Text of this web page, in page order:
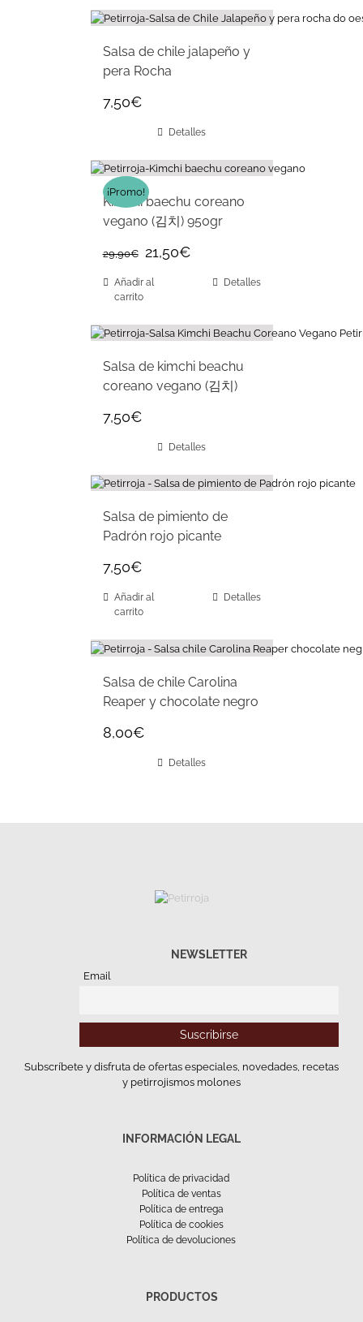
Salsa de chile jalapeño y
pera Rocha
7,50€
Detalles
¡Promo!
Kimchi baechu coreano
vegano (김치) 950gr
29,90€ 21,50€
Añadir al
carrito
Detalles
Salsa de kimchi beachu
coreano vegano (김치)
7,50€
Detalles
Salsa de pimiento de
Padrón rojo picante
7,50€
Añadir al
carrito
Detalles
Salsa de chile Carolina
Reaper y chocolate negro
8,00€
Detalles
NEWSLETTER
Email
Subscríbete y disfruta de ofertas especiales, novedades, recetas
y petirrojismos molones
INFORMACIÓN LEGAL
Política de privacidad
Política de ventas
Política de entrega
Política de cookies
Política de devoluciones
PRODUCTOS